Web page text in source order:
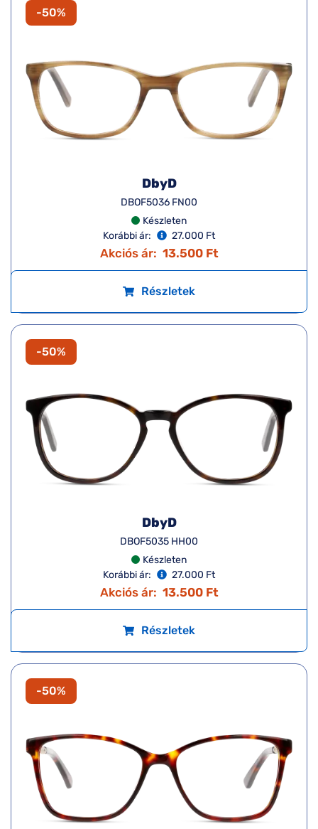
-50%
DbyD
DBOF5036 FN00
Készleten
Korábbi ár:
27.000 Ft
Akciós ár: 13.500 Ft
Részletek
-50%
DbyD
DBOF5035 HH00
Készleten
Korábbi ár:
27.000 Ft
Akciós ár: 13.500 Ft
Részletek
-50%